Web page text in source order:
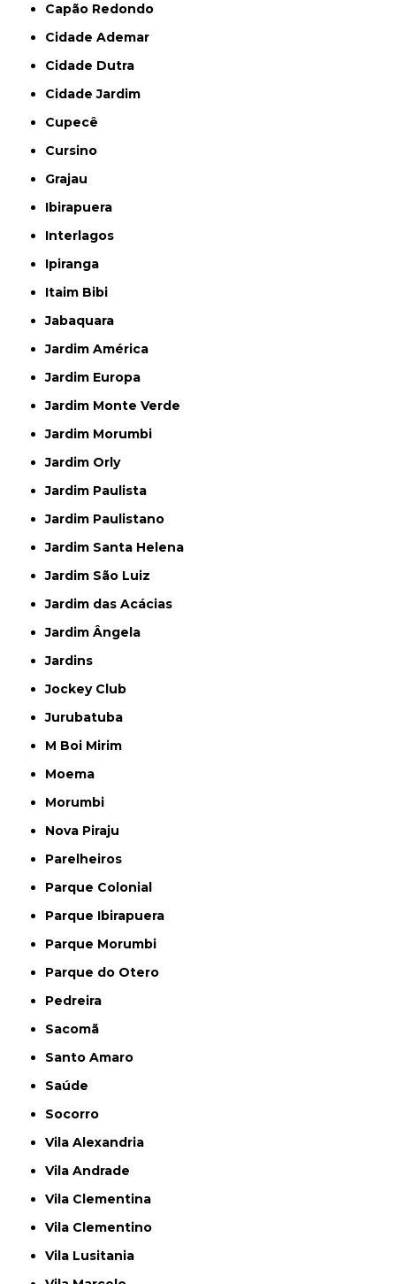
Capão Redondo
Cidade Ademar
Cidade Dutra
Cidade Jardim
Cupecê
Cursino
Grajau
Ibirapuera
Interlagos
Ipiranga
Itaim Bibi
Jabaquara
Jardim América
Jardim Europa
Jardim Monte Verde
Jardim Morumbi
Jardim Orly
Jardim Paulista
Jardim Paulistano
Jardim Santa Helena
Jardim São Luiz
Jardim das Acácias
Jardim Ângela
Jardins
Jockey Club
Jurubatuba
M Boi Mirim
Moema
Morumbi
Nova Piraju
Parelheiros
Parque Colonial
Parque Ibirapuera
Parque Morumbi
Parque do Otero
Pedreira
Sacomã
Santo Amaro
Saúde
Socorro
Vila Alexandria
Vila Andrade
Vila Clementina
Vila Clementino
Vila Lusitania